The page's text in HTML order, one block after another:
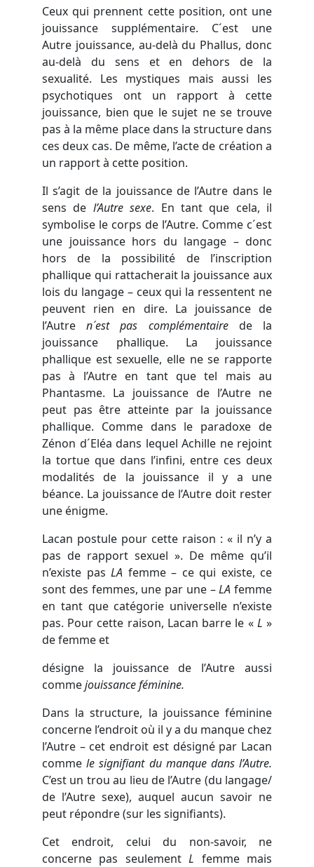
Ceux qui prennent cette position, ont une
jouissance supplémentaire. C´est une
Autre jouissance, au-delà du Phallus, donc
au-delà du sens et en dehors de la
sexualité. Les mystiques mais aussi les
psychotiques ont un rapport à cette
jouissance, bien que le sujet ne se trouve
pas à la même place dans la structure dans
ces deux cas. De même, l’acte de création a
un rapport à cette position.
Il s’agit de la jouissance de l’Autre dans le
sens de l’Autre sexe. En tant que cela, il
symbolise le corps de l’Autre. Comme c´est
une jouissance hors du langage – donc
hors de la possibilité de l’inscription
phallique qui rattacherait la jouissance aux
lois du langage – ceux qui la ressentent ne
peuvent rien en dire. La jouissance de
l’Autren´est pas complémentaire de la
jouissance phallique. La jouissance
phallique est sexuelle, elle ne se rapporte
pas à l’Autre en tant que tel mais au
Phantasme. La jouissance de l’Autre ne
peut pas être atteinte par la jouissance
phallique. Comme dans le paradoxe de
Zénon d´Eléa dans lequel Achille ne rejoint
la tortue que dans l’infini, entre ces deux
modalités de la jouissance il y a une
béance. La jouissance de l’Autre doit rester
une énigme.
Lacan postule pour cette raison : « il n’y a
pas de rapport sexuel ». De même qu’il
n’existe pas LA femme – ce qui existe, ce
sont des femmes, une par une –LA femme
en tant que catégorie universelle n’existe
pas. Pour cette raison, Lacan barre le « L»
de femme et
désigne la jouissance de l’Autre aussi
commejouissance féminine.
Dans la structure, la jouissance féminine
concerne l’endroit où il y a du manque chez
l’Autre – cet endroit est désigné par Lacan
commele signifiant du manque dans l’Autre.
C’est un trou au lieu de l’Autre (du langage/
de l’Autre sexe), auquel aucun savoir ne
peut répondre (sur les signifiants).
Cet endroit, celui du non-savoir, ne
concerne pas seulementL femme mais